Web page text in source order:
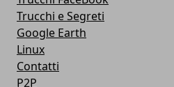
Trucchi e Segreti
Google Earth
Linux
Contatti
P2P